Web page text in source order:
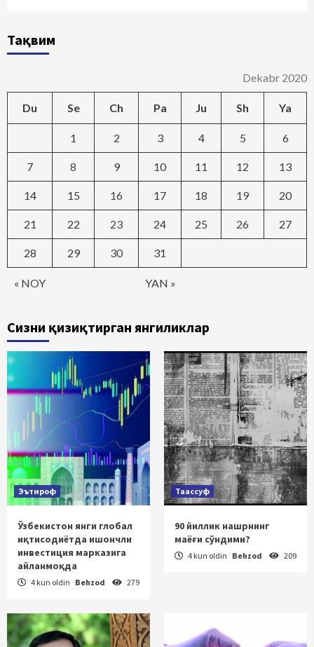
Тақвим
Dekabr 2020
Du Se Ch Pa Ju Sh Ya
« NOY YAN »
1 2 3 4 5 6
7 8 9 10 11 12 13
14 15 16 17 18 19 20
21 22 23 24 25 26 27
28 29 30 31
Сизни қизиқтирган янгиликлар
Эътироф
Ўзбекистон янги глобал
иқтисодиётда ишончли
инвестиция марказига
айланмоқда
4 kun oldin Behzod 279
Таассуф
90 йиллик нашрнинг
маёғи сўндими?
4 kun oldin Behzod 209